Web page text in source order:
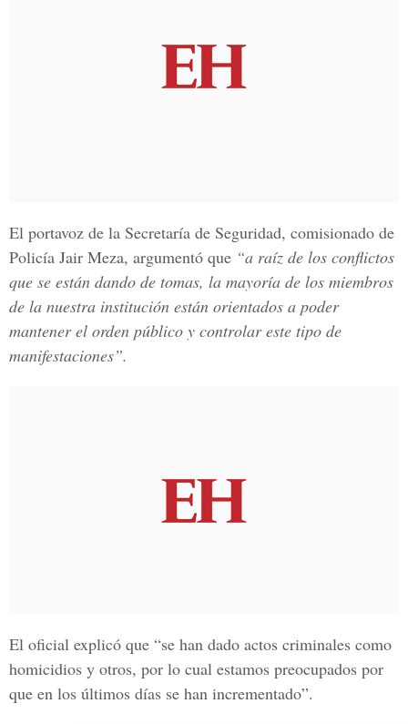
El portavoz de la Secretaría de Seguridad, comisionado de
Policía Jair Meza, argumentó que “a raíz de los conflictos
que se están dando de tomas, la mayoría de los miembros
de la nuestra institución están orientados a poder
mantener el orden público y controlar este tipo de
manifestaciones”.
El oficial explicó que “se han dado actos criminales como
homicidios y otros, por lo cual estamos preocupados por
que en los últimos días se han incrementado”.